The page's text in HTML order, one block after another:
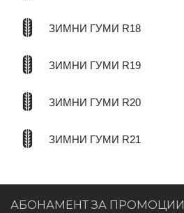
ЗИМНИ ГУМИ R18
ЗИМНИ ГУМИ R19
ЗИМНИ ГУМИ R20
ЗИМНИ ГУМИ R21
АБОНАМЕНТ ЗА ПРОМОЦИИ